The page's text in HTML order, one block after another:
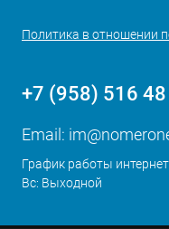
Политика в отношении
+7 (958) 516
Email:
График работы
Вс: Выходной